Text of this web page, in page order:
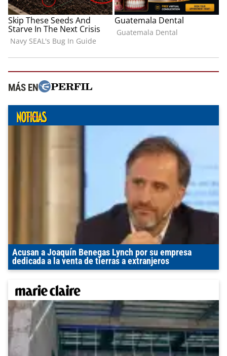
MÁS EN
Acusan a Joaquín Benegas Lynch por su empresa
dedicada a la venta de tierras a extranjeros